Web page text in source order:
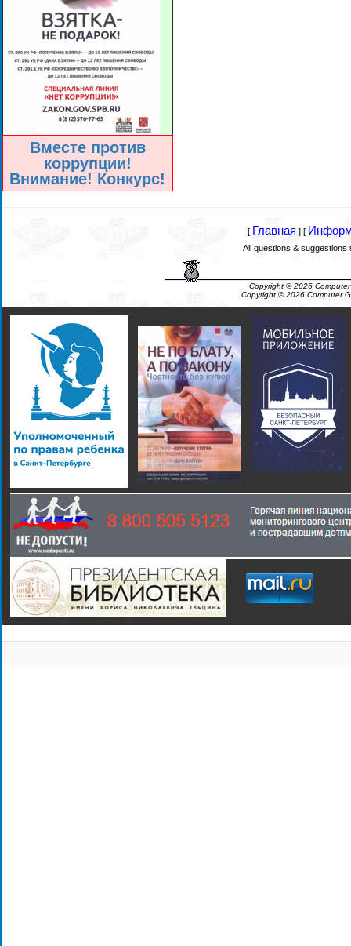
Вместе против
коррупции!
Внимание! Конкурс!
[ Главная ] [
All questions &
Copyright © 2026
Copyright © 2026 Computer